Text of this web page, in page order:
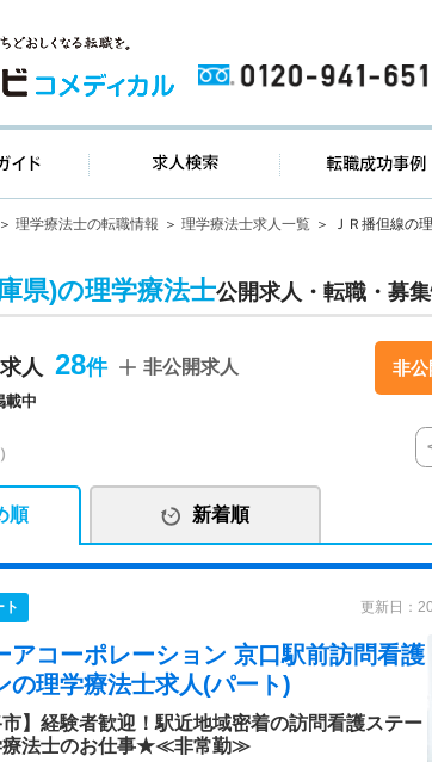
ご利用ガイド 求人検索
理学療法士の転職情報 理学療法士求人一覧 ＪＲ播但線の
県)の理学療法士公開求人・転職・募
人 28
載中
非公開求人 非公
順 新着順
ト 更新日：
アコーポレーション 京口駅前訪問看護
の理学療法士求人(パート)
市】経験者歓迎！駅近地域密着の訪問看護ステー
療法士のお仕事★≪非常勤≫